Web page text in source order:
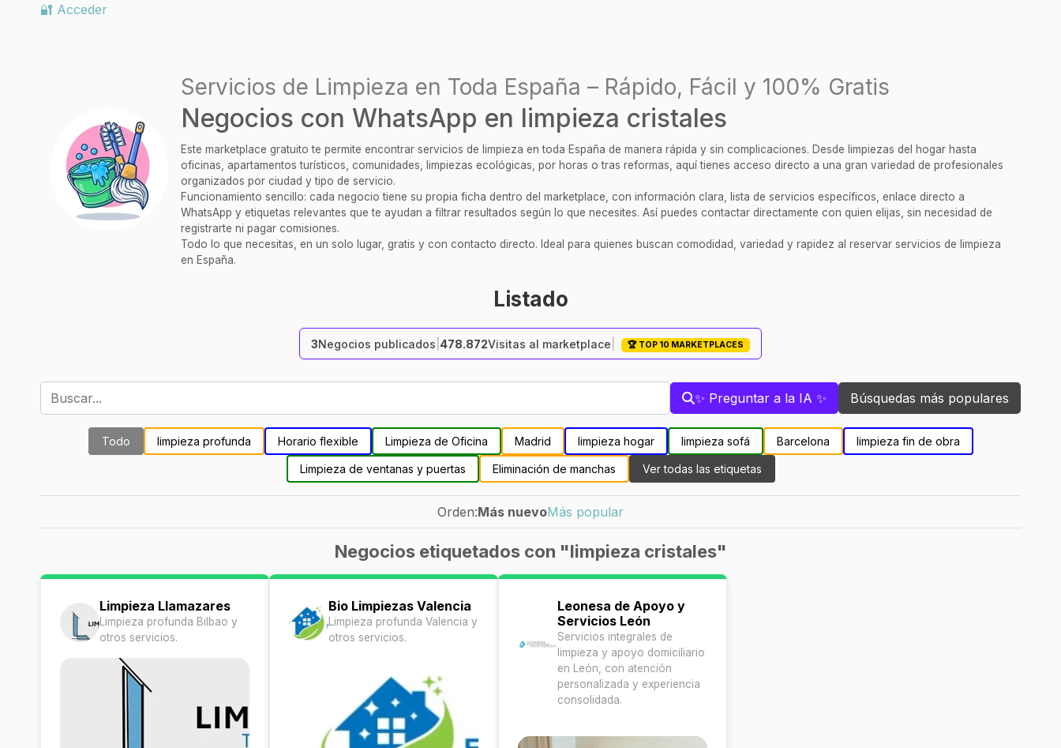
🔐 Acceder
Servicios de Limpieza en Toda España – Rápido, Fácil y 100% Gratis
Negocios con WhatsApp en limpieza cristales
Este marketplace gratuito te permite encontrar servicios de limpieza en toda España de manera rápida y sin complicaciones. Desde limpiezas del hogar hasta
oficinas, apartamentos turísticos, comunidades, limpiezas ecológicas, por horas o tras reformas, aquí tienes acceso directo a una gran variedad de profesionales
organizados por ciudad y tipo de servicio.
Funcionamiento sencillo: cada negocio tiene su propia ficha dentro del marketplace, con información clara, lista de servicios específicos, enlace directo a
WhatsApp y etiquetas relevantes que te ayudan a filtrar resultados según lo que necesites. Así puedes contactar directamente con quien elijas, sin necesidad de
registrarte ni pagar comisiones.
Todo lo que necesitas, en un solo lugar, gratis y con contacto directo. Ideal para quienes buscan comodidad, variedad y rapidez al reservar servicios de limpieza
en España.
Listado
3Negocios publicados 478.872Visitas al marketplace 🏆 TOP 10 MARKETPLACES
✨ Preguntar a la IA ✨ Búsquedas más populares
Todo limpieza profunda Horario flexible Limpieza de Oficina Madrid limpieza hogar limpieza sofá Barcelona limpieza fin de obra
Limpieza de ventanas y puertas Eliminación de manchas Ver todas las etiquetas
Orden:Más nuevoMás popular
Negocios etiquetados con "limpieza cristales"
Limpieza Llamazares
Limpieza profunda Bilbao y
otros servicios.
Bio Limpiezas Valencia
Limpieza profunda Valencia y
otros servicios.
Leonesa de Apoyo y
Servicios León
Servicios integrales de
limpieza y apoyo domiciliario
en León, con atención
personalizada y experiencia
consolidada.